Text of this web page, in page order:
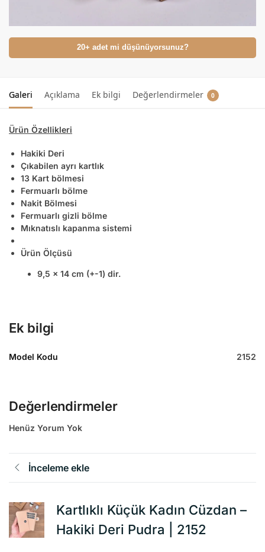
20+ adet mi düşünüyorsunuz?
Galeri Açıklama Ek bilgi Değerlendirmeler 0
Ürün Özellikleri
Hakiki Deri
Çıkabilen ayrı kartlık
13 Kart bölmesi
Fermuarlı bölme
Nakit Bölmesi
Fermuarlı gizli bölme
Mıknatıslı kapanma sistemi
Ürün Ölçüsü
9,5 x 14 cm (+-1) dir.
Ek bilgi
Model Kodu 2152
Değerlendirmeler
Henüz Yorum Yok
İnceleme ekle
Kartlıklı Küçük Kadın Cüzdan –
Hakiki Deri Pudra | 2152